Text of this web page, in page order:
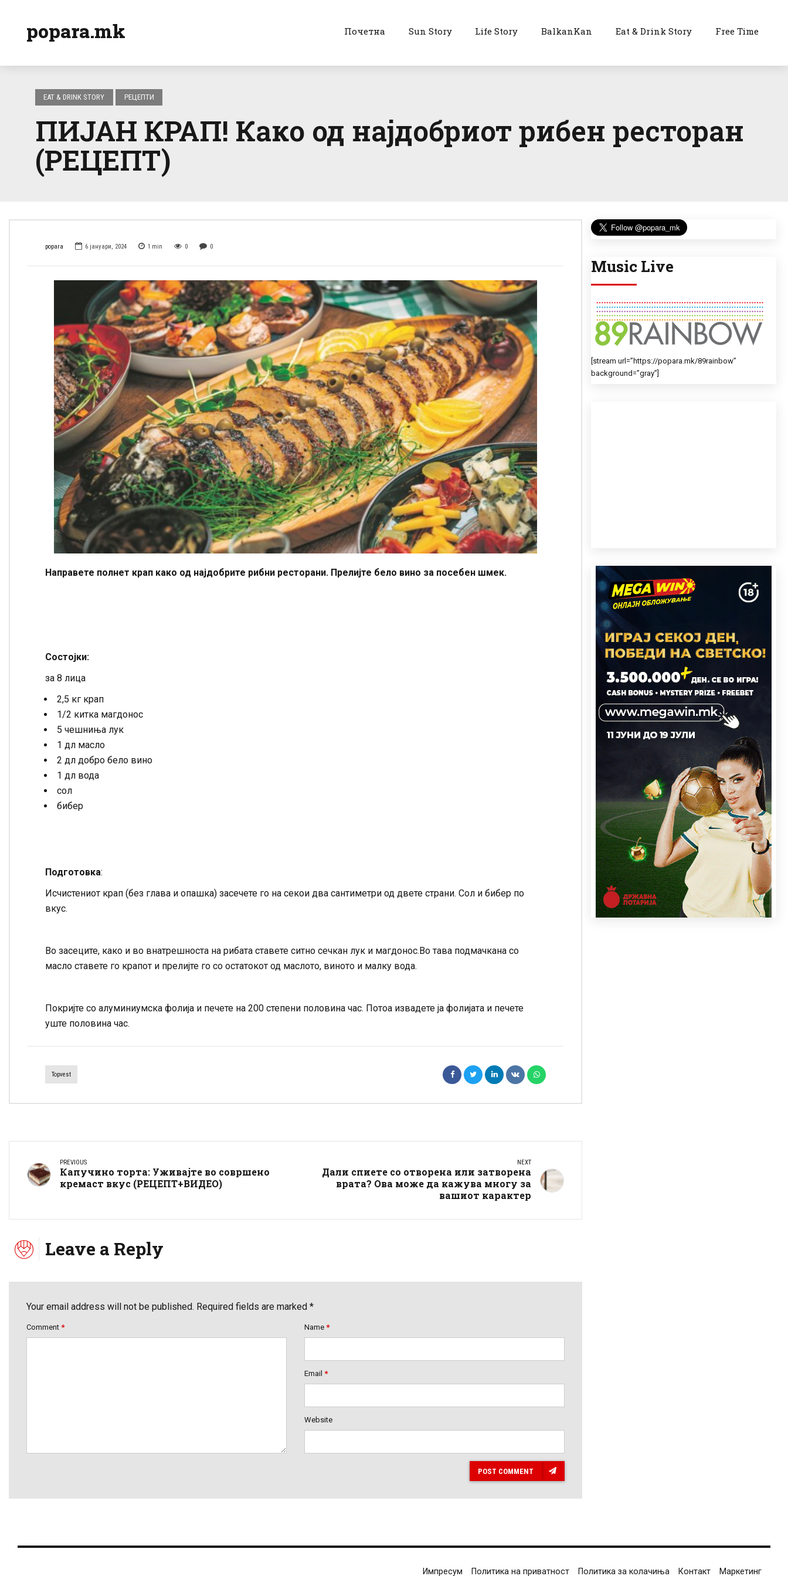
popara.mk Почетна Sun Story Life Story BalkanKan Eat & Drink Story Free Time
EAT & DRINK STORY РЕЦЕПТИ
ПИЈАН КРАП! Како од најдобриот рибен ресторан
(РЕЦЕПТ)
popara 6 јануари, 2024 1 min 0 0
Направете полнет крап како од најдобрите рибни ресторани. Прелијте бело вино за посебен шмек.
Состојки:
за 8 лица
2,5 кг крап
1/2 китка магдонос
5 чешниња лук
1 дл масло
2 дл добро бело вино
1 дл вода
сол
бибер
Подготовка:
Исчистениот крап (без глава и опашка) засечете го на секои два сантиметри од двете страни. Сол и бибер по
вкус.
Во засеците, како и во внатрешноста на рибата ставете ситно сечкан лук и магдонос.Во тава подмачкана со
масло ставете го крапот и прелијте го со остатокот од маслото, виното и малку вода.
Покријте со алуминиумска фолија и печете на 200 степени половина час. Потоа извадете ја фолијата и печете
уште половина час.
Topvest
PREVIOUS
Капучино торта: Уживајте во совршено
кремаст вкус (РЕЦЕПТ+ВИДЕО)
NEXT
Дали спиете со отворена или затворена
врата? Ова може да кажува многу за
вашиот карактер
Leave a Reply
Your email address will not be published. Required fields are marked *
Comment * Name *
Email *
Website
POST COMMENT
Music Live
[stream url=”https://popara.mk/89rainbow”
background=”gray”]
Импресум Политика на приватност Политика за колачиња Контакт Маркетинг